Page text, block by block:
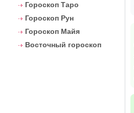
Гороскоп Таро
Гороскоп Рун
Гороскоп Майя
Восточный гороскоп